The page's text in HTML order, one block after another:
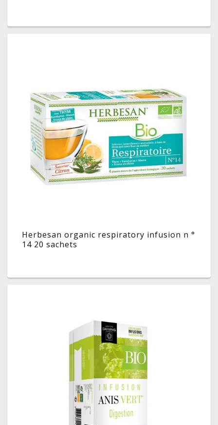
Herbesan organic respiratory infusion n °
14 20 sachets